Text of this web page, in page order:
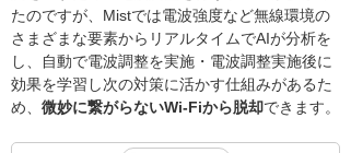
たのですが、Mistでは電波強度など無線環境の
さまざまな要素からリアルタイムでAIが分析を
し、自動で電波調整を実施・電波調整実施後に
効果を学習し次の対策に活かす仕組みがあるた
め、 微妙に繋がらないWi-Fiから脱却できます。